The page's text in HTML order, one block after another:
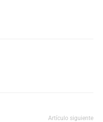
Artículo siguiente